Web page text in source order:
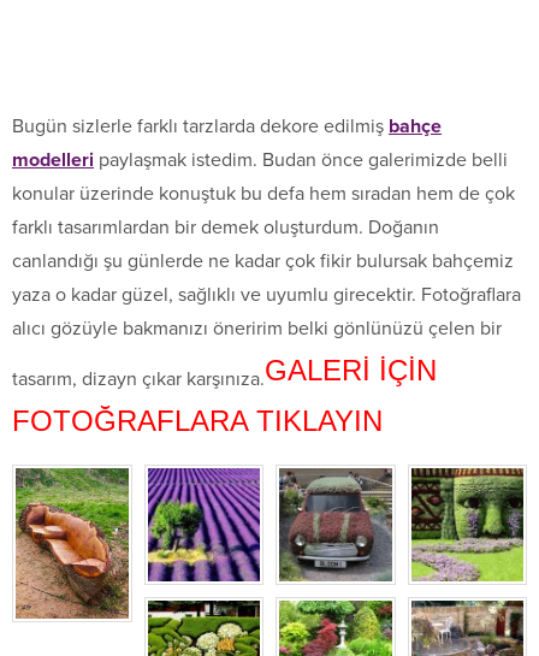
Bugün sizlerle farklı tarzlarda dekore edilmiş bahçe
modelleri paylaşmak istedim. Budan önce galerimizde belli
konular üzerinde konuştuk bu defa hem sıradan hem de çok
farklı tasarımlardan bir demek oluşturdum. Doğanın
canlandığı şu günlerde ne kadar çok fikir bulursak bahçemiz
yaza o kadar güzel, sağlıklı ve uyumlu girecektir. Fotoğraflara
alıcı gözüyle bakmanızı öneririm belki gönlünüzü çelen bir
tasarım, dizayn çıkar karşınıza.GALERİ İÇİN
FOTOĞRAFLARA TIKLAYIN